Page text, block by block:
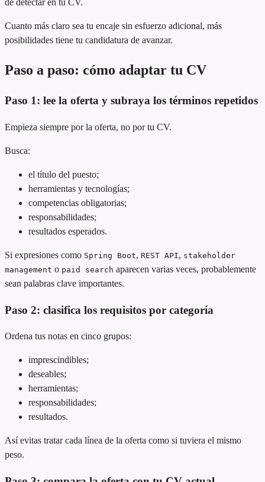
de detectar en tu CV.
Cuanto más claro sea tu encaje sin esfuerzo adicional, más
posibilidades tiene tu candidatura de avanzar.
Paso a paso: cómo adaptar tu CV
Paso 1: lee la oferta y subraya los términos repetidos
Empieza siempre por la oferta, no por tu CV.
Busca:
el título del puesto;
herramientas y tecnologías;
competencias obligatorias;
responsabilidades;
resultados esperados.
Si expresiones como Spring Boot, REST API, stakeholder
management o paid search aparecen varias veces, probablemente
sean palabras clave importantes.
Paso 2: clasifica los requisitos por categoría
Ordena tus notas en cinco grupos:
imprescindibles;
deseables;
herramientas;
responsabilidades;
resultados.
Así evitas tratar cada línea de la oferta como si tuviera el mismo
peso.